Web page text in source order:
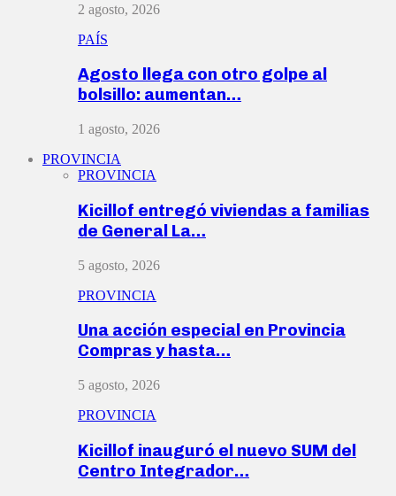
2 agosto, 2026
PAÍS
Agosto llega con otro golpe al
bolsillo: aumentan…
1 agosto, 2026
PROVINCIA
PROVINCIA
Kicillof entregó viviendas a familias
de General La…
5 agosto, 2026
PROVINCIA
Una acción especial en Provincia
Compras y hasta…
5 agosto, 2026
PROVINCIA
Kicillof inauguró el nuevo SUM del
Centro Integrador…